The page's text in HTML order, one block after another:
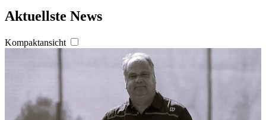
Aktuellste News
Kompaktansicht